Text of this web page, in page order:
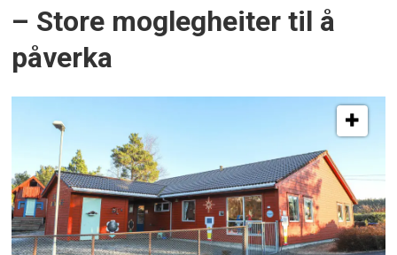
– Store moglegheiter til å
påverka